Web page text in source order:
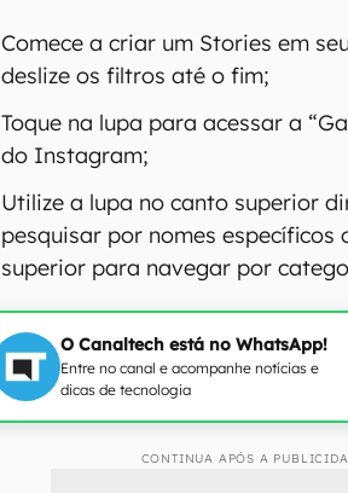
Comece a criar um Stories em
deslize os filtros até o fim;
Toque na lupa para acessar a
do Instagram;
Utilize a lupa no canto superior
pesquisar por nomes específicos
superior para navegar por
O Canaltech está no WhatsApp!
Entre no canal e acompanhe notícias e
dicas de tecnologia
CONTINUA APÓS A